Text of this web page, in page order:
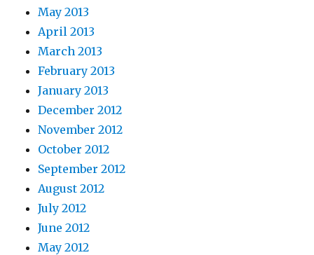
May 2013
April 2013
March 2013
February 2013
January 2013
December 2012
November 2012
October 2012
September 2012
August 2012
July 2012
June 2012
May 2012